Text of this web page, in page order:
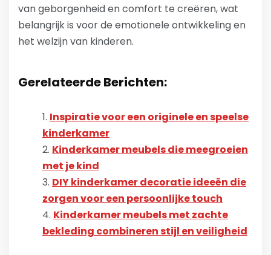
van geborgenheid en comfort te creëren, wat
belangrijk is voor de emotionele ontwikkeling en
het welzijn van kinderen.
Gerelateerde Berichten:
Inspiratie voor een originele en speelse
kinderkamer
Kinderkamer meubels die meegroeien
met je kind
DIY kinderkamer decoratie ideeën die
zorgen voor een persoonlijke touch
Kinderkamer meubels met zachte
bekleding combineren stijl en veiligheid